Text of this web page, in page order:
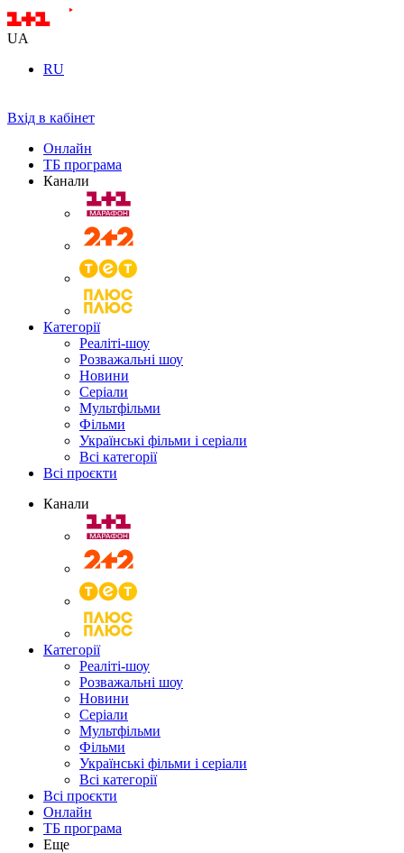
UA
RU
Вхід в кабінет
Онлайн
ТБ програма
Канали
Категорії
Реаліті-шоу
Розважальні шоу
Новини
Серіали
Мультфільми
Фільми
Українські фільми і серіали
Всі категорії
Всі проєкти
Канали
Категорії
Реаліті-шоу
Розважальні шоу
Новини
Серіали
Мультфільми
Фільми
Українські фільми і серіали
Всі категорії
Всі проєкти
Онлайн
ТБ програма
Еще